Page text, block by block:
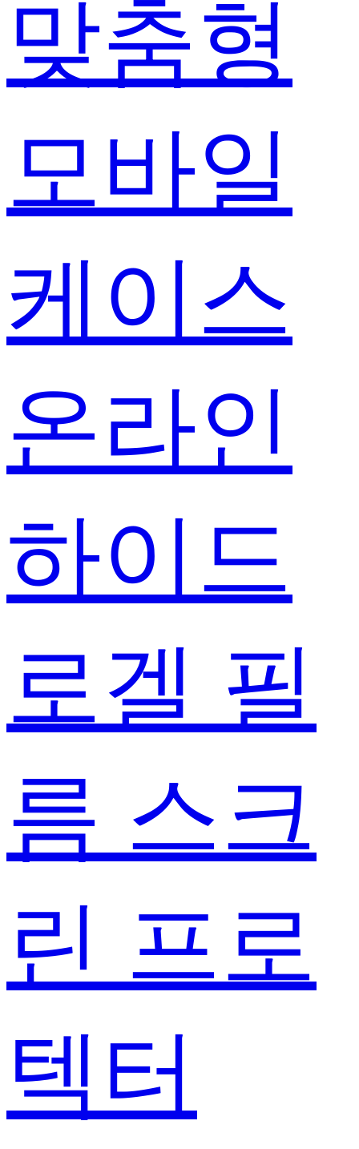
맞춤형
모바일
케이스
온라인
하이드
로겔 필
름 스크
린 프로
텍터